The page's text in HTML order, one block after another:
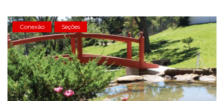
Conexão Seções